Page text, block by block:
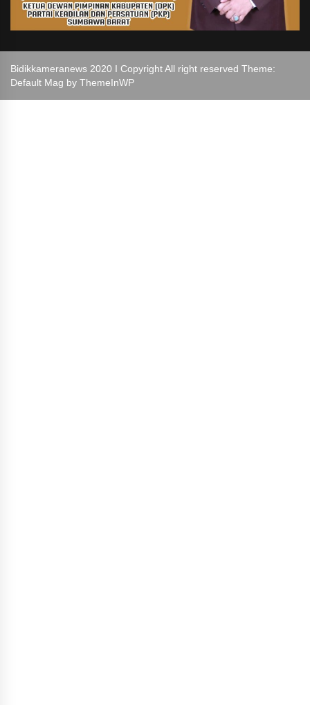
Bidikkameranews 2020 I Copyright All right reserved Theme:
Default Mag by ThemeInWP